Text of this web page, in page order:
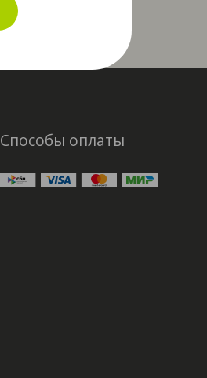
Способы оплаты